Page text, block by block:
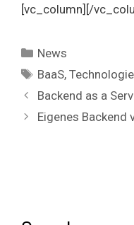
[vc_column][/
Kategorien
News
Schlagwörter
BaaS,Technologie
Backend as a
Eigenes Backend